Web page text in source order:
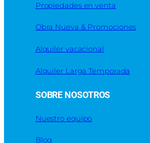
Propiedades en venta
Obra Nueva & Promociones
Alquiler vacacional
Alquiler Larga Temporada
SOBRE NOSOTROS
Nuestro equipo
Blog